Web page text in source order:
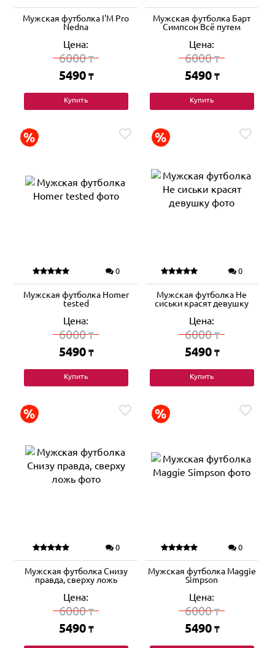
Мужская футболка I'M Pro
Nedna
Цена:
6000₸
5490 ₸
Купить
Мужская футболка Барт
Симпсон Всё путем
Цена:
6000₸
5490 ₸
Купить
0
Мужская футболка Homer
tested
Цена:
6000₸
5490 ₸
Купить
0
Мужская футболка Не
сиськи красят девушку
Цена:
6000₸
5490 ₸
Купить
0
Мужская футболка Снизу
правда, сверху ложь
Цена:
6000₸
5490 ₸
0
Мужская футболка Maggie
Simpson
Цена:
6000₸
5490 ₸